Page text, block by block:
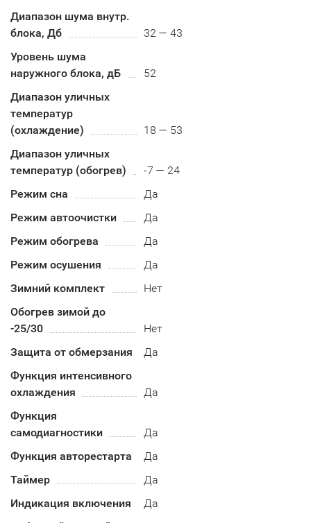
Диапазон шума внутр.
блока, Дб
32 — 43
Уровень шума
наружного блока, дБ
52
Диапазон уличных
температур
(охлаждение)
18 — 53
Диапазон уличных
температур (обогрев)
-7 — 24
Режим сна
Да
Режим автоочистки
Да
Режим обогрева
Да
Режим осушения
Да
Зимний комплект
Нет
Обогрев зимой до
-25/30
Нет
Защита от обмерзания
Да
Функция интенсивного
охлаждения
Да
Функция
самодиагностики
Да
Функция авторестарта
Да
Таймер
Да
Индикация включения
Да